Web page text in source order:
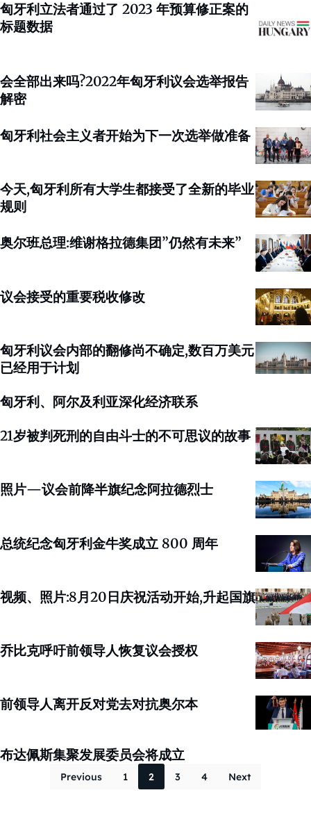
匈牙利立法者通过了 2023 年预算修正案的
标题数据
会全部出来吗?2022年匈牙利议会选举报告
解密
匈牙利社会主义者开始为下一次选举做准备
今天,匈牙利所有大学生都接受了全新的毕业
规则
奥尔班总理:维谢格拉德集团”仍然有未来”
议会接受的重要税收修改
匈牙利议会内部的翻修尚不确定,数百万美元
已经用于计划
匈牙利、阿尔及利亚深化经济联系
21岁被判死刑的自由斗士的不可思议的故事
照片—议会前降半旗纪念阿拉德烈士
总统纪念匈牙利金牛奖成立 800 周年
视频、照片:8月20日庆祝活动开始,升起国旗
乔比克呼吁前领导人恢复议会授权
前领导人离开反对党去对抗奥尔本
布达佩斯集聚发展委员会将成立
Posts
Previous 1 2 3 4 Next